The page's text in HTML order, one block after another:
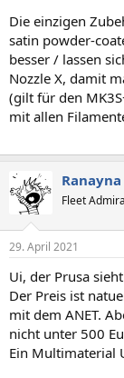
Die einzigen
satin powder-
besser / lassen
Nozzle X, damit
(gilt für den
mit allen
Ranayna
Fleet
29. April 2021
Ui, der Prusa
Der Preis ist
mit dem ANET.
nicht unter 500
Ein Multimaterial